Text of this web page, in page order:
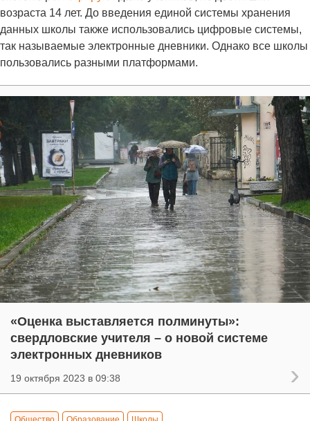
возраста 14 лет. До введения единой системы хранения
данных школы также использовались цифровые системы,
так называемые электронные дневники. Однако все школы
пользовались разными платформами.
«Оценка выставляется полминуты»:
свердловские учителя – о новой системе
электронных дневников
19 октября 2023 в 09:38